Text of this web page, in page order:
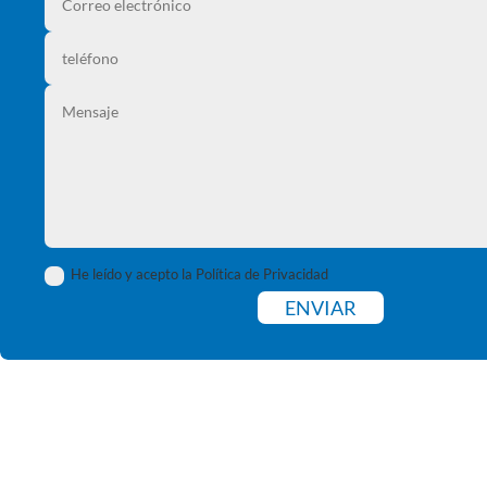
He leído y acepto la Política de Privacidad
ENVIAR